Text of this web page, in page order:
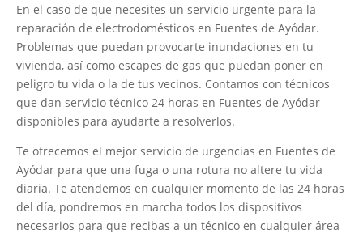
En el caso de que necesites un servicio urgente para la
reparación de electrodomésticos en Fuentes de Ayódar.
Problemas que puedan provocarte inundaciones en tu
vivienda, así como escapes de gas que puedan poner en
peligro tu vida o la de tus vecinos. Contamos con técnicos
que dan servicio técnico 24 horas en Fuentes de Ayódar
disponibles para ayudarte a resolverlos.
Te ofrecemos el mejor servicio de urgencias en Fuentes de
Ayódar para que una fuga o una rotura no altere tu vida
diaria. Te atendemos en cualquier momento de las 24 horas
del día, pondremos en marcha todos los dispositivos
necesarios para que recibas a un técnico en cualquier área